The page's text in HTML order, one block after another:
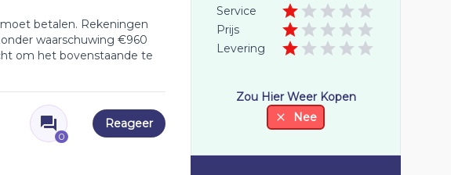
betalen. Rekeningen
waarschuwing €960
om het bovenstaande te
0
Reageer
Service
Prijs
Levering
Zou Hier Weer Kopen
Nee